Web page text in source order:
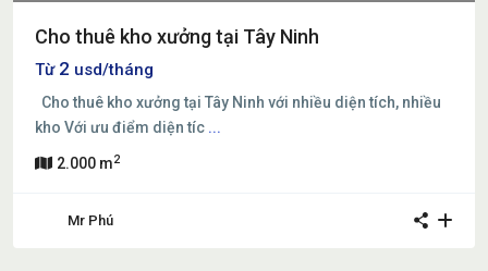
Cho thuê kho xưởng tại Tây Ninh
Từ 2 usd/tháng
Cho thuê kho xưởng tại Tây Ninh với nhiều diện tích, nhiều
kho Với ưu điểm diện tíc ...
2.000 m2
Mr Phú